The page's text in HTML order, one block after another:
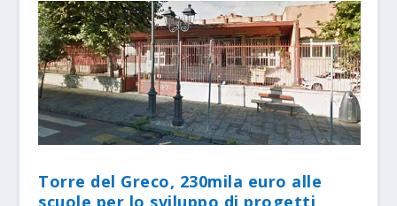
Torre del Greco, 230mila euro alle
scuole per lo sviluppo di progetti